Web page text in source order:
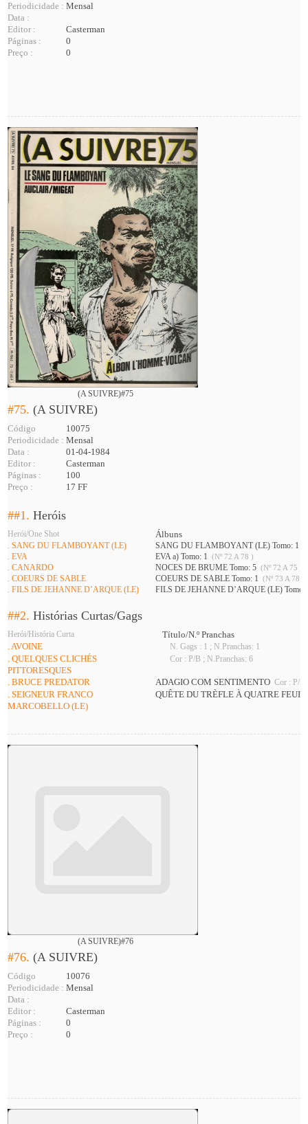
Periodicidade : Mensal
Data :
Editor :
Casterman
Páginas :
0
Preço :
0
(A SUIVRE)#75
#75.(A SUIVRE)
Código
10075
Periodicidade : Mensal
Data :
01-04-1984
Editor :
Casterman
Páginas :
100
Preço :
17 FF
##1.Heróis
Herói/One Shot Álbuns
. SANG DU FLAMBOYANT (LE) SANG DU FLAMBOYANT (LE) Tomo: 1
. EVA EVA a) Tomo: 1 (Nº 72 A 78 )
. CANARDO NOCES DE BRUME Tomo: 5 (Nº 72 A 75 )
. COEURS DE SABLE COEURS DE SABLE Tomo: 1 (Nº 73 A 78 )
. FILS DE JEHANNE D’ARQUE (LE) FILS DE JEHANNE D’ARQUE (LE)
##2.Histórias Curtas/Gags
Herói/História Curta
Título/N.º Pranchas
. AVOINE
N. Gags : 1 ; N.Pranchas: 1
. QUELQUES CLICHÉS
PITTORESQUES
Cor : P/B ; N.Pranchas: 6
. BRUCE PREDATOR ADAGIO COM SENTIMENTO Cor : P/B
. SEIGNEUR FRANCO
MARCOBELLO (LE)
QUÊTE DU TRÈFLE À QUATRE
(A SUIVRE)#76
#76.(A SUIVRE)
Código
10076
Periodicidade : Mensal
Data :
Editor :
Casterman
Páginas :
0
Preço :
0